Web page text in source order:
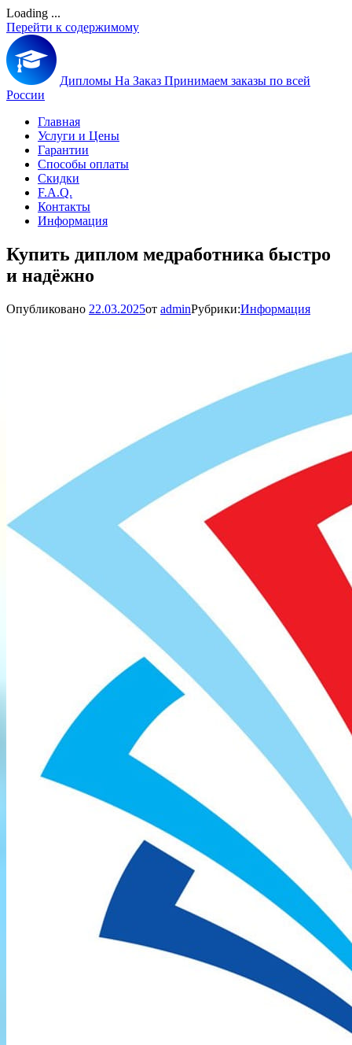
Loading ...
Перейти к содержимому
Дипломы На Заказ Принимаем заказы по всей
России
Главная
Услуги и Цены
Гарантии
Способы оплаты
Скидки
F.A.Q.
Контакты
Информация
Купить диплом медработника быстро
и надёжно
Опубликовано 22.03.2025от adminРубрики:Информация